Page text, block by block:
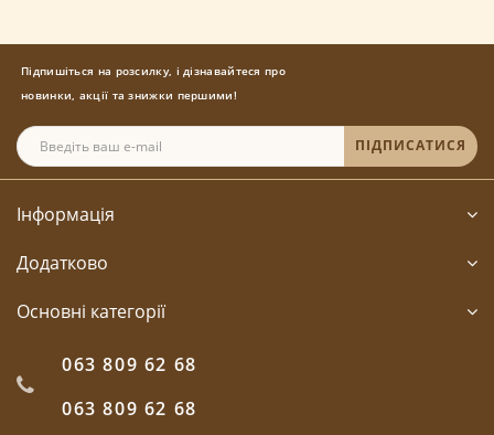
Підпишіться на розсилку, і дізнавайтеся про
новинки, акції та знижки першими!
ПІДПИСАТИСЯ
Інформація
Додатково
Основні категорії
063 809 62 68
063 809 62 68